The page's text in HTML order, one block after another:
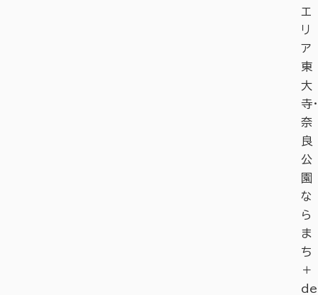
エ
リ
ア
東
大
寺・
奈
良
公
園
な
ら
ま
ち
＋
de